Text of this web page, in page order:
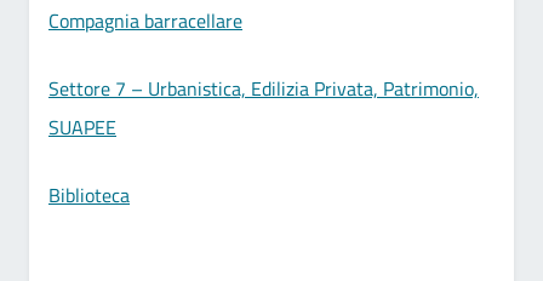
Compagnia barracellare
Settore 7 – Urbanistica, Edilizia Privata, Patrimonio,
SUAPEE
Biblioteca